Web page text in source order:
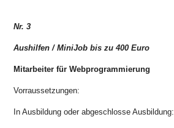
Nr. 3
Aushilfen / MiniJob bis zu 400 Euro
Mitarbeiter für Webprogrammierung
Vorraussetzungen:
In Ausbildung oder abgeschlosse Ausbildung: